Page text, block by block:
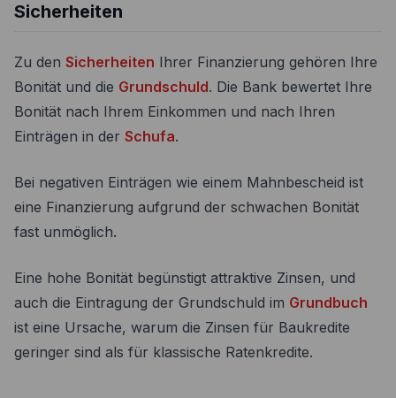
Sicherheiten
Zu den Sicherheiten Ihrer Finanzierung gehören Ihre
Bonität und die Grundschuld. Die Bank bewertet Ihre
Bonität nach Ihrem Einkommen und nach Ihren
Einträgen in der Schufa.
Bei negativen Einträgen wie einem Mahnbescheid ist
eine Finanzierung aufgrund der schwachen Bonität
fast unmöglich.
Eine hohe Bonität begünstigt attraktive Zinsen, und
auch die Eintragung der Grundschuld im Grundbuch
ist eine Ursache, warum die Zinsen für Baukredite
geringer sind als für klassische Ratenkredite.